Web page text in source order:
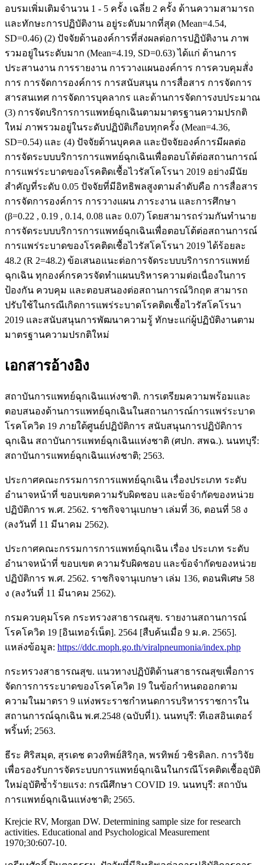
อบรมเพิ่มเติมจำนวน 1 - 5 ครั้ง เฉลี่ย 2 ครั้ง ด้านความสามารถ
และทักษะการปฏิบัติงาน อยู่ระดับมากที่สุด (Mean=4.54,
SD=0.46) (2) ปัจจัยด้านองค์การที่ส่งผลต่อการปฏิบัติงาน ภาพ
รวมอยู่ในระดับมาก (Mean=4.19, SD=0.63) ได้แก่ ด้านการ
ประสานงาน การรายงาน การวางแผนองค์การ การควบคุมสั่ง
การ การจัดการองค์การ การสนับสนุน การสื่อสาร การจัดการ
สารสนเทศ การจัดการบุคลากร และด้านการจัดการงบประมาณ
(3) การจัดบริการการแพทย์ฉุกเฉินตามมาตรฐานความปรกติ
ใหม่ ภาพรวมอยู่ในระดับปฏิบัติเกือบทุกครั้ง (Mean=4.36,
SD=0.54) และ (4) ปัจจัยด้านบุคคล และปัจจัยองค์การมีผลต่อ
การจัดระบบบริการการแพทย์ฉุกเฉินเพื่อตอบโต้ต่อสถานการณ์
การแพร่ระบาดของโรคติดเชื้อไวรัสโคโรนา 2019 อย่างมีนัย
สำคัญที่ระดับ 0.05 ปัจจัยที่มีอิทธิพลสูงตามลำดับคือ การสื่อสาร
การจัดการองค์การ การวางแผน ภาระงาน และการศึกษา
(β=0.22 , 0.19 , 0.14, 0.08 และ 0.07) โดยสามารถร่วมกันทำนาย
การจัดระบบบริการการแพทย์ฉุกเฉินเพื่อตอบโต้ต่อสถานการณ์
การแพร่ระบาดของโรคติดเชื้อไวรัสโคโรนา 2019 ได้ร้อยละ
48.2 (R 2=48.2) ข้อเสนอแนะต่อการจัดระบบบริการการแพทย์
ฉุกเฉิน ทุกองค์กรควรจัดทำแผนบริหารความต่อเนื่องในการ
ป้องกัน ควบคุม และตอบสนองต่อสถานการณ์วิกฤต สามารถ
ปรับใช้ในกรณีเกิดการแพร่ระบาดโรคติดเชื้อไวรัสโคโรนา
2019 และสนับสนุนการพัฒนาความรู้ ทักษะแก่ผู้ปฏิบัติงานตาม
มาตรฐานความปรกติใหม่
เอกสารอ้างอิง
สถาบันการแพทย์ฉุกเฉินแห่งชาติ. การเตรียมความพร้อมและ
ตอบสนองด้านการแพทย์ฉุกเฉินในสถานการณ์การแพร่ระบาด
โรคโควิด 19 ภายใต้ศูนย์ปฏิบัติการ สนับสนุนการปฏิบัติการ
ฉุกเฉิน สถาบันการแพทย์ฉุกเฉินแห่งชาติ (ศปก. สพฉ.). นนทบุรี:
สถาบันการแพทย์ฉุกเฉินแห่งชาติ; 2563.
ประกาศคณะกรรมการการแพทย์ฉุกเฉิน เรื่องประเภท ระดับ
อำนาจหน้าที่ ขอบเขตความรับผิดชอบ และข้อจำกัดของหน่วย
ปฏิบัติการ พ.ศ. 2562. ราชกิจจานุเบกษา เล่มที่ 36, ตอนที่ 58 ง
(ลงวันที่ 11 มีนาคม 2562).
ประกาศคณะกรรมการการแพทย์ฉุกเฉิน เรื่อง ประเภท ระดับ
อำนาจหน้าที่ ขอบเขต ความรับผิดชอบ และข้อจำกัดของหน่วย
ปฏิบัติการ พ.ศ. 2562. ราชกิจจานุเบกษา เล่ม 136, ตอนพิเศษ 58
ง (ลงวันที่ 11 มีนาคม 2562).
กรมควบคุมโรค กระทรวงสาธารณสุข. รายงานสถานการณ์
โรคโควิด 19 [อินเทอร์เน็ต]. 2564 [สืบค้นเมื่อ 9 ม.ค. 2565].
แหล่งข้อมูล: https://ddc.moph.go.th/viralpneumonia/index.php
กระทรวงสาธารณสุข. แนวทางปฏิบัติด้านสาธารณสุขเพื่อการ
จัดการการระบาดของโรคโควิด 19 ในข้อกำหนดออกตาม
ความในมาตรา 9 แห่งพระราชกำหนดการบริหารราชการใน
สถานการณ์ฉุกเฉิน พ.ศ.2548 (ฉบับที่1). นนทบุรี: ทีเอสอินเตอร์
พริ้นท์; 2563.
ธีระ ศิริสมุด, สุรเดช ดวงทิพย์สิริกุล, พรทิพย์ วชิรดิลก. การวิจัย
เพื่อรองรับการจัดระบบการแพทย์ฉุกเฉินในกรณีโรคติดเชื้ออุบัติ
ใหม่อุบัติซ้ำร้ายแรง: กรณีศึกษา COVID 19. นนทบุรี: สถาบัน
การแพทย์ฉุกเฉินแห่งชาติ; 2565.
Krejcie RV, Morgan DW. Determining sample size for research
activities. Educational and Psychological Measurement
1970;30:607-10.